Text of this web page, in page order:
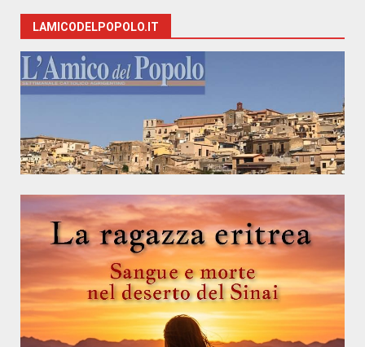
LAMICODELPOPOLO.IT